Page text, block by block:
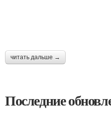
читать дальше →
Последние